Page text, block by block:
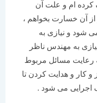
ام و علت آن
خسارت بخواهم ،
نیازی به
مهندس ناظر
مسائل مربوط
و هدایت کردن تا
می شود .